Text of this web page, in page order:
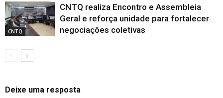
CNTQ
CNTQ realiza Encontro e Assembleia
Geral e reforça unidade para fortalecer
negociações coletivas
Deixe uma resposta